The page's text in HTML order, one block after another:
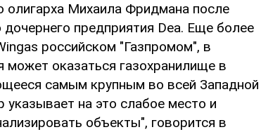
олигарха Михаила Фридмана после
предприятия Dea. Еще более
российском "Газпромом", в
может оказаться газохранилище в
самым крупным во всей Западной
на это слабое место и
объекты", говорится в